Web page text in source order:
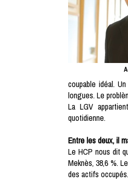
coupable idéal.
longues. Le
La LGV
quotidienne.
Entre les deux, il
Le HCP nous dit
Meknès, 38,6 %.
des actifs